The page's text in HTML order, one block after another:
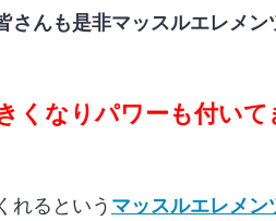
んも是非マッスルエレメン
くなりパワーも付い
れるという マッスルエレメン